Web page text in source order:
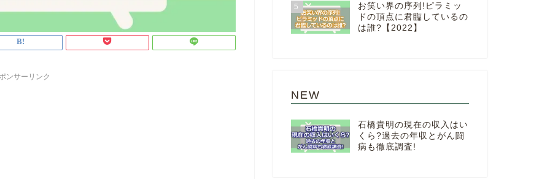
ンサーリンク
5
お笑い界の序列!ピラミッ
ドの頂点に君臨しているの
は誰?【2022】
NEW
石橋貴明の現在の収入はい
くら?過去の年収とがん闘
病も徹底調査!